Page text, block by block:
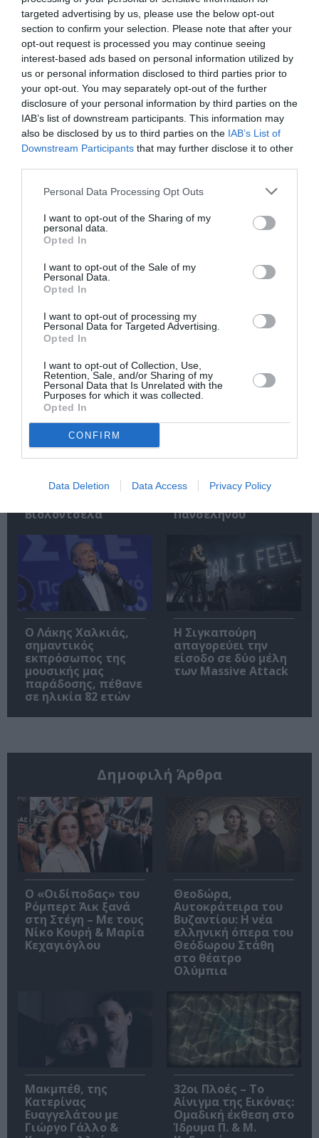
targeted advertising by us, please use the below opt-out
section to confirm your selection. Please note that after your
opt-out request is processed you may continue seeing
interest-based ads based on personal information utilized by
us or personal information disclosed to third parties prior to
your opt-out. You may separately opt-out of the further
disclosure of your personal information by third parties on the
IAB’s list of downstream participants. This information may
also be disclosed by us to third parties on the IAB’s List of
Downstream Participants that may further disclose it to other
Personal Data Processing Opt Outs
I want to opt-out of the Sharing of my
personal data.
Opted In
I want to opt-out of the Sale of my
Personal Data.
Opted In
I want to opt-out of processing my
Personal Data for Targeted Advertising.
Opted In
I want to opt-out of Collection, Use,
Retention, Sale, and/or Sharing of my
Personal Data that Is Unrelated with the
Purposes for which it was collected.
Opted In
CONFIRM
Data Deletion Data Access Privacy Policy
Tags
ΔΙΑΛΕΞΕΙΣ - ΟΜΙΛΙΕΣ
ΔΩΡΕΑΝ ΕΚΔΗΛΩΣΕΙΣ
ΖΩΓΡΑΦΙΚΗ
Newsletter
Κάθε βδομάδα στο e-mail σας τα τελευταία νέα για
την Τέχνη και τον Πολιτισμό!
Σχετικά Άρθρα
Εθνική Λυρική
Σκηνή: Ανακοίνωση
κάλυψη θέσης
Βιολοντσέλα
Μουσείο
φως της
Πανσελήνου
Ο Λάκης Χαλκιάς,
σημαντικός
εκπρόσωπος της
μουσικής μας
παράδοσης, πέθανε
σε ηλικία 82 ετών
Η Σιγκαπούρη
απαγορεύει την
είσοδο σε δύο μέλη
των Massive Attack
Δημοφιλή Άρθρα
O «Οιδίποδας» του
Ρόμπερτ Άικ ξανά
στη Στέγη – Με τους
Νίκο Κουρή & Μαρία
Κεχαγιόγλου
Θεοδώρα,
Αυτοκράτειρα του
Βυζαντίου: Η νέα
ελληνική όπερα του
Θεόδωρου Στάθη
στο θέατρο
Ολύμπια
Μακμπέθ, της
Κατερίνας
Ευαγγελάτου με
Γιώργο Γάλλο &
32οι Πλοές – Το
Αίνιγμα της Εικόνας:
Ομαδική έκθεση στο
Ίδρυμα Π. & Μ.